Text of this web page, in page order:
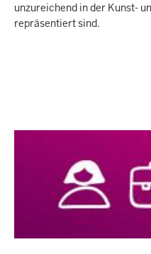
unzureichend in der Kunst-
repräsentiert sind.